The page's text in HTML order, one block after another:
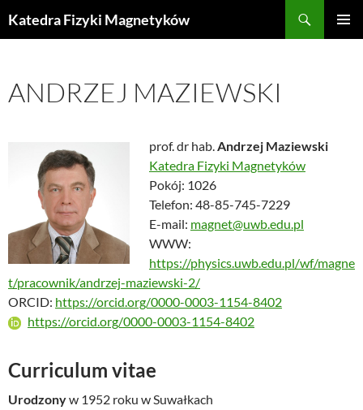
doKatedra Fizyki Magnetyków
ANDRZEJ MAZIEWSKI
prof. dr hab.Andrzej Maziewski
Katedra Fizyki Magnetyków
Pokój: 1026
Telefon: 48-85-745-7229
E-mail: magnet@uwb.edu.pl
WWW:
https://physics.uwb.edu.pl/wf/magne
t/pracownik/andrzej-maziewski-2/
ORCID: https://orcid.org/0000-0003-1154-8402
https://orcid.org/0000-0003-1154-8402
Curriculum vitae
Urodzonyw 1952 roku w Suwałkach